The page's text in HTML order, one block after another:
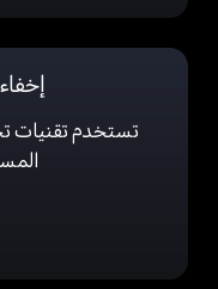
تستخدم تقنيات